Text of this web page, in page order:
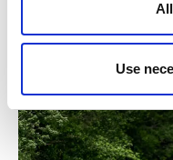
Use